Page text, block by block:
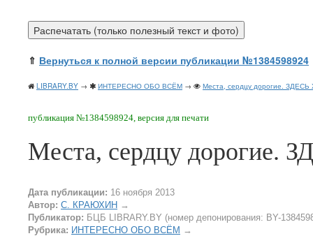
⇑ Вернуться к полной версии публикации №1384598924
LIBRARY.BY → ИНТЕРЕСНО ОБО ВСЁМ → Места, сердцу дорогие.
публикация №1384598924, версия для печати
Места, сердцу
Дата публикации: 16 ноября 2013
Автор: С. КРАЮХИН →
Публикатор: БЦБ LIBRARY.BY (номер депонирования: BY-
Рубрика: ИНТЕРЕСНО ОБО ВСЁМ →